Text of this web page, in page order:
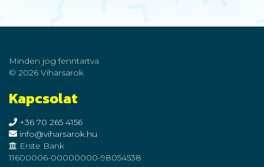
Minden jog fenntartva
© 2026 Viharsarok
Kapcsolat
+36 70 265 4156
info@viharsarok.hu
Erste Bank
11600006-00000000-98054538